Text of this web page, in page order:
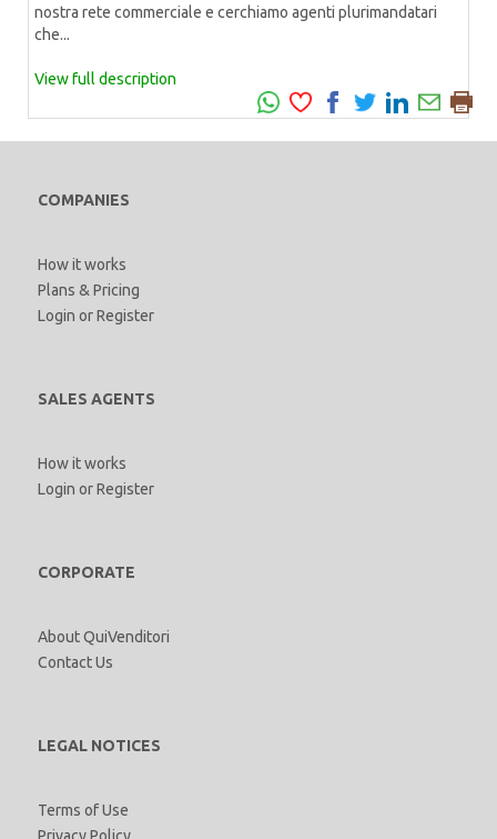
nostra rete commerciale e cerchiamo agenti plurimandatari
che...
View full description
COMPANIES
How it works
Plans & Pricing
Login orRegister
SALES AGENTS
How it works
Login orRegister
CORPORATE
About QuiVenditori
Contact Us
LEGAL NOTICES
Terms of Use
Privacy Policy